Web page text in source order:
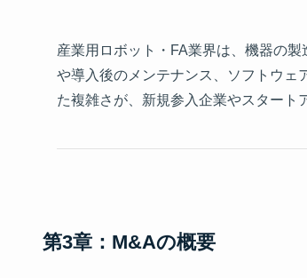
産業用ロボット・FA業界は、機器の
や導入後のメンテナンス、ソフトウェ
た複雑さが、新規参入企業やスタート
第3章：M&Aの概要